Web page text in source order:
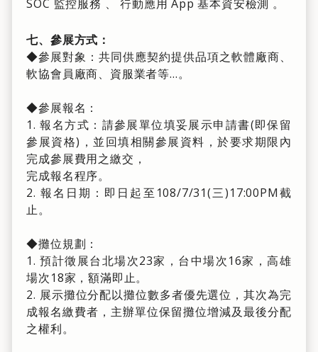
SOC 監控服務 、 行動應用 App 基本資安檢測 。
七、參展方式：
◆參展對象：共同供應契約提供品項之軟體廠商、
軟協會員廠商、資服業者等…。
◆參展報名：
1. 報名方式：請參展單位填妥展示申請書(即保留
參展資格)，並回填相關參展資料，於要求期限內
完成參展費用之繳交，
完成報名程序。
2. 報名日期：即日起至108/7/31(三)17:00PM截
止。
◆攤位規劃：
1. 預計徵展台北場次23家，台中場次16家，高雄
場次18家，額滿即止。
2. 展示攤位分配以攤位數多者優先選位，其次為完
成報名繳費者，主辦單位保留攤位增減及最後分配
之權利。